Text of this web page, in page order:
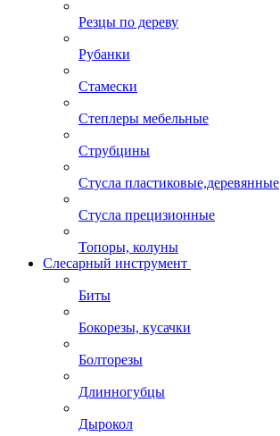
Резцы по дереву
Рубанки
Стамески
Степлеры мебельные
Струбцины
Стусла пластиковые,деревянные
Стусла прецизионные
Топоры, колуны
Слесарный инструмент
Биты
Бокорезы, кусачки
Болторезы
Длинногубцы
Дырокол